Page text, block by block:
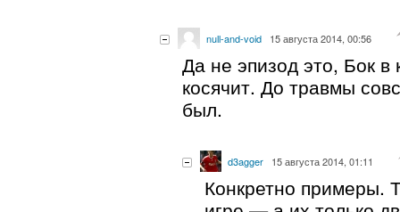
null-and-void 15 августа 2014, 00:56
Да не эпизод это, Бок в
косячит. До травмы
был.
d3agger 15 августа 2014, 01:11
Конкретно примеры.